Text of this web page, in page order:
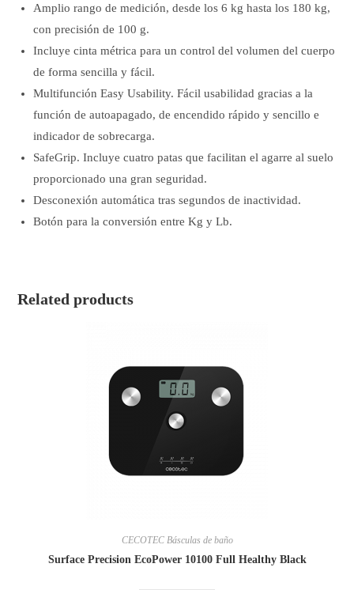
Amplio rango de medición, desde los 6 kg hasta los 180 kg,
con precisión de 100 g.
Incluye cinta métrica para un control del volumen del cuerpo
de forma sencilla y fácil.
Multifunción Easy Usability. Fácil usabilidad gracias a la
función de autoapagado, de encendido rápido y sencillo e
indicador de sobrecarga.
SafeGrip. Incluye cuatro patas que facilitan el agarre al suelo
proporcionado una gran seguridad.
Desconexión automática tras segundos de inactividad.
Botón para la conversión entre Kg y Lb.
Related products
CECOTEC Básculas de baño
Surface Precision EcoPower 10100 Full Healthy Black